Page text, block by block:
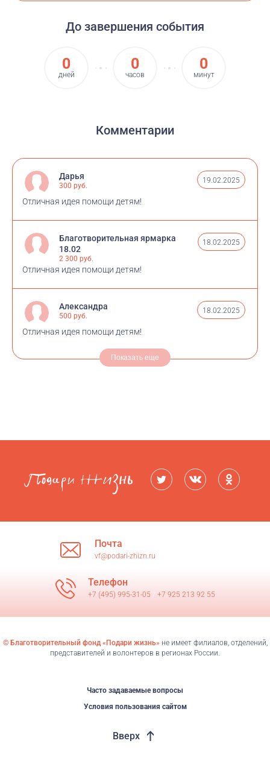
До завершения события
0
дней
0
часов
0
минут
Комментарии
Дарья
300 руб.
19.02.2025
Отличная идея помощи детям!
Благотворительная ярмарка
18.02
2 300 руб.
18.02.2025
Отличная идея помощи детям!
Александра
500 руб.
18.02.2025
Отличная идея помощи детям!
Показать еще
Почта
vf@podari-zhizn.ru
Телефон
+7 (495) 995-31-05 +7 925 213 92 55
© Благотворительный фонд «Подари жизнь»не имеет филиалов, отделений,
представителей и волонтеров в регионах России.
Часто задаваемые вопросы
Условия пользования сайтом
Вверх